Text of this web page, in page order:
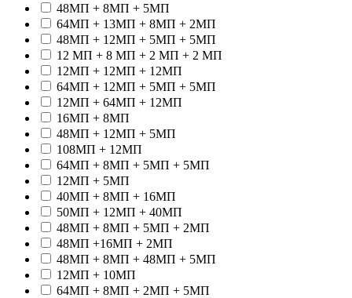
48МП + 8МП + 5МП
64МП + 13МП + 8МП + 2МП
48МП + 12МП + 5МП + 5МП
12 МП + 8 МП + 2 МП + 2 МП
12МП + 12МП + 12МП
64МП + 12МП + 5МП + 5МП
12МП + 64МП + 12МП
16МП + 8МП
48МП + 12МП + 5МП
108МП + 12МП
64МП + 8МП + 5МП + 5МП
12МП + 5МП
40МП + 8МП + 16МП
50МП + 12МП + 40МП
48МП + 8МП + 5МП + 2МП
48МП +16МП + 2МП
48МП + 8МП + 48МП + 5МП
12МП + 10МП
64МП + 8МП + 2МП + 5МП